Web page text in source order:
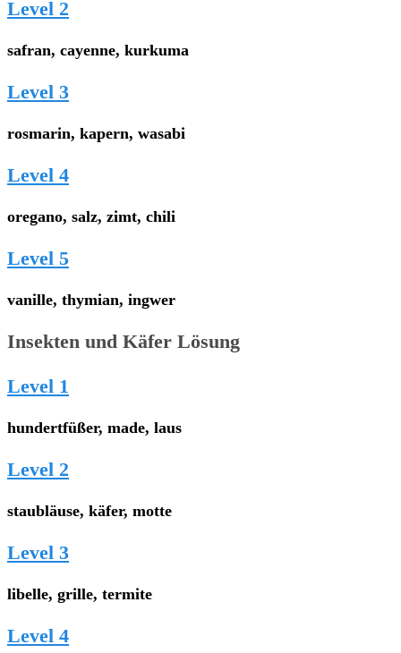
Level 2
safran, cayenne, kurkuma
Level 3
rosmarin, kapern, wasabi
Level 4
oregano, salz, zimt, chili
Level 5
vanille, thymian, ingwer
Insekten und Käfer Lösung
Level 1
hundertfüßer, made, laus
Level 2
staubläuse, käfer, motte
Level 3
libelle, grille, termite
Level 4